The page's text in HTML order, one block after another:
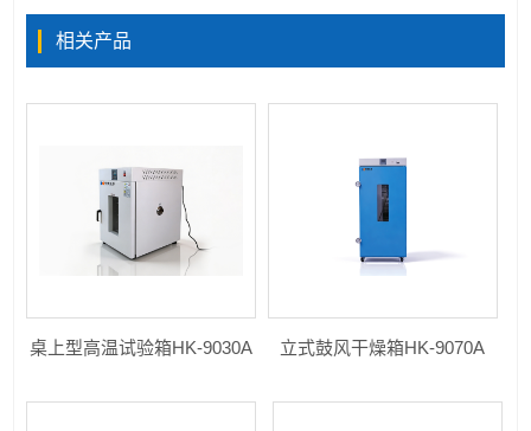
相关产品
桌上型高温试验箱HK-9030A 立式鼓风干燥箱HK-9070A